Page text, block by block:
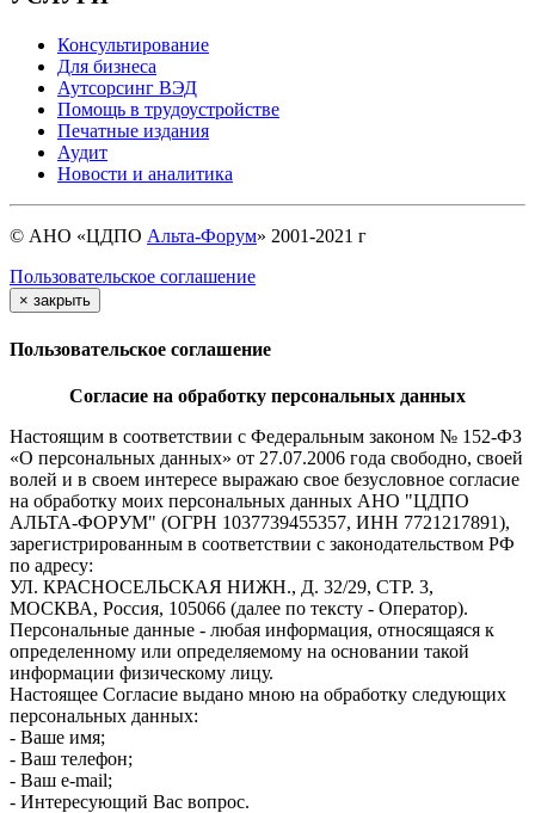
Консультирование
Для бизнеса
Аутсорсинг ВЭД
Помощь в трудоустройстве
Печатные издания
Аудит
Новости и аналитика
© АНО «ЦДПО Альта-Форум» 2001-2021 г
Пользовательское соглашение
× закрыть
Пользовательское соглашение
Согласие на обработку персональных данных
Настоящим в соответствии с Федеральным законом № 152-ФЗ
«О персональных данных» от 27.07.2006 года свободно, своей
волей и в своем интересе выражаю свое безусловное согласие
на обработку моих персональных данных АНО "ЦДПО
АЛЬТА-ФОРУМ" (ОГРН 1037739455357, ИНН 7721217891),
зарегистрированным в соответствии с законодательством РФ
по адресу:
УЛ. КРАСНОСЕЛЬСКАЯ НИЖН., Д. 32/29, СТР. 3,
МОСКВА, Россия, 105066 (далее по тексту - Оператор).
Персональные данные - любая информация, относящаяся к
определенному или определяемому на основании такой
информации физическому лицу.
Настоящее Согласие выдано мною на обработку следующих
персональных данных:
- Ваше имя;
- Ваш телефон;
- Ваш e-mail;
- Интересующий Вас вопрос.